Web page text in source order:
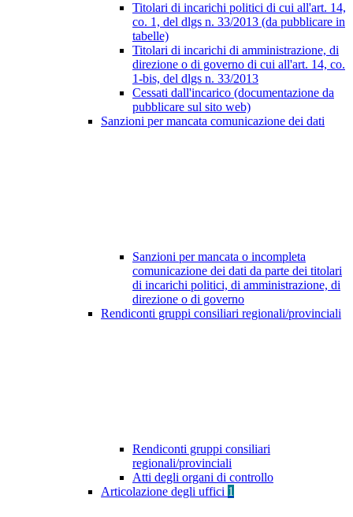
Titolari di incarichi politici di cui all'art. 14,
co. 1, del dlgs n. 33/2013 (da pubblicare in
tabelle)
Titolari di incarichi di amministrazione, di
direzione o di governo di cui all'art. 14, co.
1-bis, del dlgs n. 33/2013
Cessati dall'incarico (documentazione da
pubblicare sul sito web)
Sanzioni per mancata comunicazione dei dati
Sanzioni per mancata o incompleta
comunicazione dei dati da parte dei titolari
di incarichi politici, di amministrazione, di
direzione o di governo
Rendiconti gruppi consiliari regionali/provinciali
Rendiconti gruppi consiliari
regionali/provinciali
Atti degli organi di controllo
Articolazione degli uffici 1